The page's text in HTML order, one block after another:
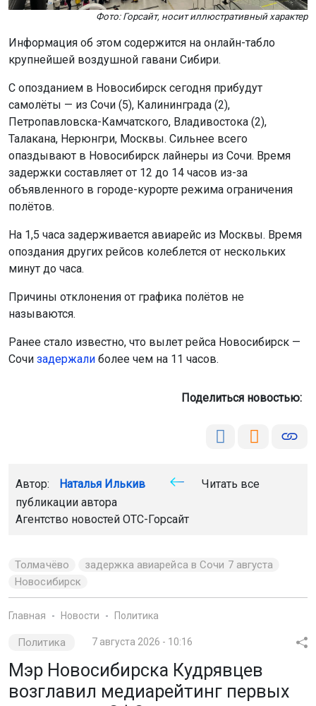
Фото: Горсайт, носит иллюстративный характер
Информация об этом содержится на онлайн-табло
крупнейшей воздушной гавани Сибири.
С опозданием в Новосибирск сегодня прибудут
самолёты — из Сочи (5), Калининграда (2),
Петропавловска-Камчатского, Владивостока (2),
Талакана, Нерюнгри, Москвы. Сильнее всего
опаздывают в Новосибирск лайнеры из Сочи. Время
задержки составляет от 12 до 14 часов из-за
объявленного в городе-курорте режима ограничения
полётов.
На 1,5 часа задерживается авиарейс из Москвы. Время
опоздания других рейсов колеблется от нескольких
минут до часа.
Причины отклонения от графика полётов не
называются.
Ранее стало известно, что вылет рейса Новосибирск —
Сочи задержали более чем на 11 часов.
Поделиться новостью:
Автор: Наталья Илькив
Читать все
публикации автора
Агентство новостей ОТС-Горсайт
Толмачёво
задержка авиарейса в Сочи 7 августа
Новосибирск
Главная Новости Политика
Политика 7 августа 2026 - 10:16
Мэр Новосибирска Кудрявцев
возглавил медиарейтинг первых